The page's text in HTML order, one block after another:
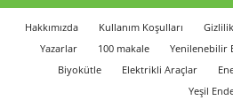
Hakkımızda Kullanım Koşulları
Yazarlar
100 makale Yenilenebilir
Biyokütle
Elektrikli Araçlar
Yeşil